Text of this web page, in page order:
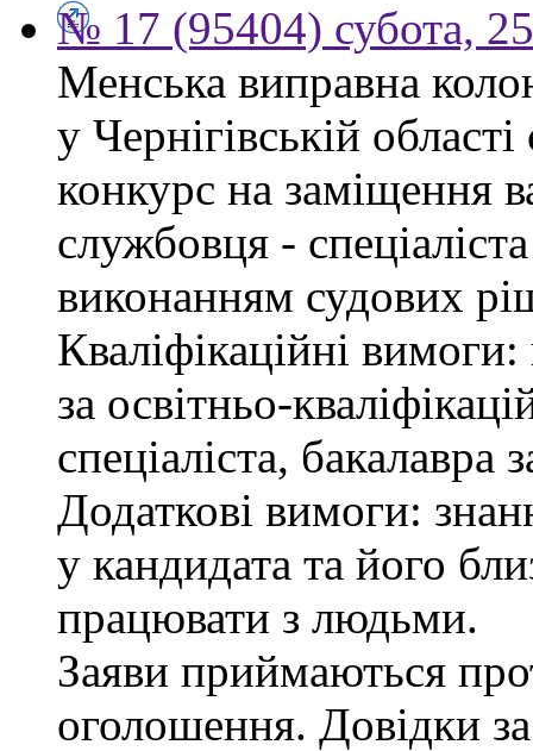
№ 17 (95404) субота,
Менська виправна
у Чернігівській
конкурс на заміщення
службовця -
виконанням судових
Кваліфікаційні
за освітньо-
спеціаліста,
Додаткові вимоги:
у кандидата та його
працювати з людьми.
Заяви приймаються
оголошення. Довідки